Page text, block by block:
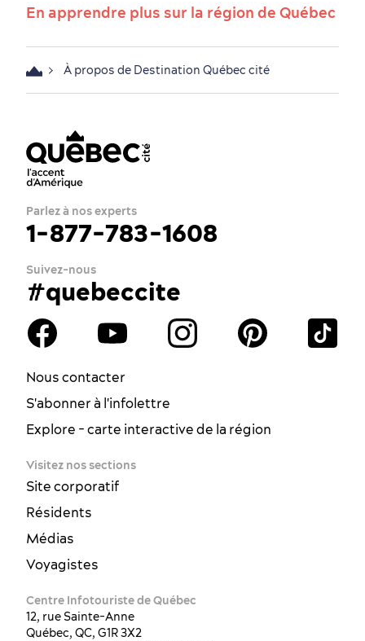
En apprendre plus sur la région de Québec
À propos de Destination Québec cité
Parlez à nos experts
1-877-783-1608
Suivez-nous
#quebeccite
Nous contacter
S'abonner à l'infolettre
Explore - carte interactive de la région
Visitez nos sections
Site corporatif
Résidents
Médias
Voyagistes
Centre Infotouriste de Québec
12, rue Sainte-Anne
Québec, QC, G1R 3X2